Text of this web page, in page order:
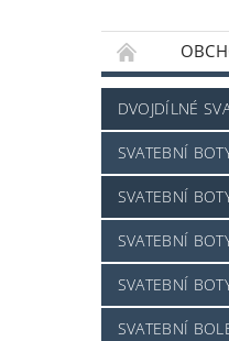
NAPIŠTE
DVOJDÍLNÉ
SVATEBNÍ
SVATEBNÍ
SVATEBNÍ
SVATEBNÍ
SVATEBNÍ